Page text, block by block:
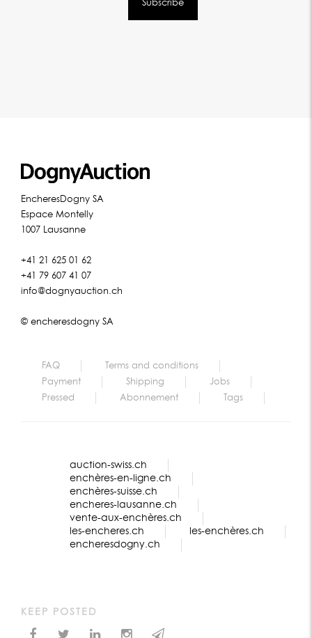
EncheresDogny SA
Espace Montelly
1007 Lausanne
+41 21 625 01 62
+41 79 607 41 07
info@dognyauction.ch
© encheresdogny SA
FAQ
Terms and conditions
Payment
Shipping
Jobs
Pressed
Abonnement Tags
auction-swiss.ch
enchères-en-ligne.ch
enchères-suisse.ch
encheres-lausanne.ch
vente-aux-enchères.ch
les-encheres.ch
les-enchères.ch
encheresdogny.ch
KEEP POSTED